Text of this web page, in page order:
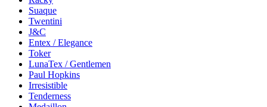
Suaque
Twentini
J&C
Entex / Elegance
Toker
LunaTex / Gentlemen
Paul Hopkins
Irresistible
Tenderness